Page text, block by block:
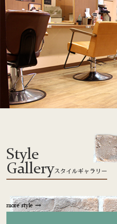
Style
Galleryスタイルギャラリー
more style